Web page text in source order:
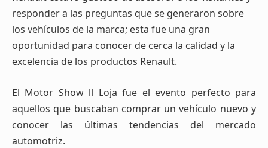
responder a las preguntas que se generaron sobre
los vehículos de la marca; esta fue una gran
oportunidad para conocer de cerca la calidad y la
excelencia de los productos Renault.
El Motor Show ll Loja fue el evento perfecto para
aquellos que buscaban comprar un vehículo nuevo y
conocer las últimas tendencias del mercado
automotriz.